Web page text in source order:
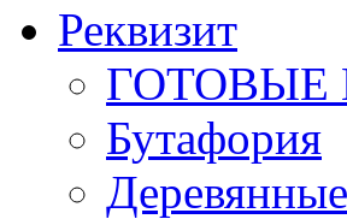
Реквизит
ГОТОВЫЕ
Бутафория